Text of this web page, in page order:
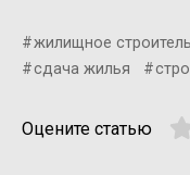
жилищное
сдача жилья
Оцените статью